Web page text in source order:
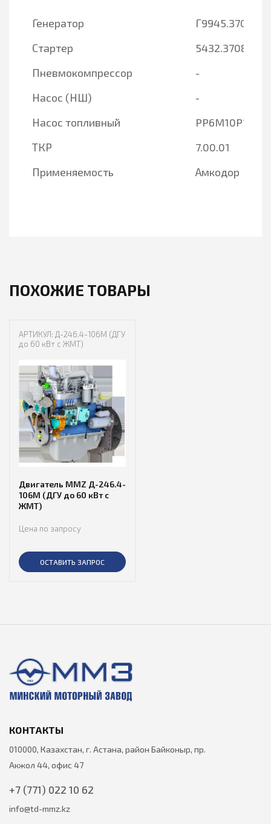
Генератор
Г9945.3701-1
Стартер
5432.3708-20
Пневмокомпрессор
-
Насос (НШ)
-
Насос топливный
PP6M10P1f-
ТКР
7.00.01
Применяемость
Амкодор
ПОХОЖИЕ ТОВАРЫ
АРТИКУЛ: Д-246.4-106М (ДГУ
до 60 кВт с ЖМТ)
Двигатель MMZ Д-246.4-
106М (ДГУ до 60 кВт с
ЖМТ)
Цена по запросу
ОСТАВИТЬ ЗАПРОС
КОНТАКТЫ
010000, Казахстан, г. Астана, район Байконыр, пр.
Акжол 44, офис 47
+7 (771) 022 10 62
info@td-mmz.kz